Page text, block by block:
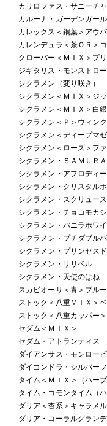
カリロファス・サニーチ
カルーナ・ガーデンガール
カレックス＜銅葉＞アウ
カレンデュラ＜茶ＯＲ＞
クローバー＜ＭＩＸ＞プ
ジギタリス・モンストロ
シクラメン（変り咲き）
シクラメン＜ＭＩＸ＞ジ
シクラメン＜ＭＩＸ＞白
シクラメン＜Ｐ＞ウィンク
シクラメン＜ディープマ
シクラメン＜ローズ＞フ
シクラメン・ＳＡＭＵＲＡ
シクラメン・アフロディ
シクラメン・クリスタル
シクラメン・スクリュース
シクラメン・チョコモカ
シクラメン・バニラホワイ
シクラメン・プチダブル
シクラメン・プリンセス
シクラメン・リリベル
シクラメン・天使のはね
スカビオーサ＜青＞ブル
ストック＜八重ＭＩＸ＞
ストック＜八重カッパー
セダム＜ＭＩＸ＞
セダム・アトランティス
ダイアンサス・モンロー
ダイコンドラ・シルバー
タイム＜ＭＩＸ＞（ハーブ
タイム・コモンタイム（ハ
ダリア＜杏系＞キャラメ
ダリア・コーラルグラン